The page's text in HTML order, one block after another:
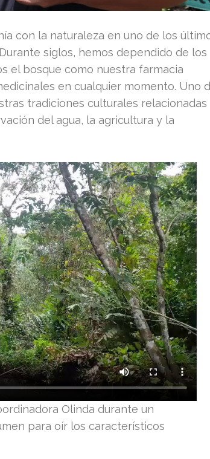
con la naturaleza en uno de los
siglos, hemos dependido de los
el bosque como nuestra farmacia
en cualquier momento. Uno
tradiciones culturales relacionadas
del agua, la agricultura y la
Olinda durante un
para oír los característicos